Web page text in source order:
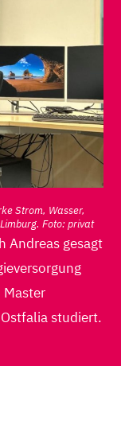
Strom, Wasser,
Foto: privat
Andreas gesagt
Master
studiert.